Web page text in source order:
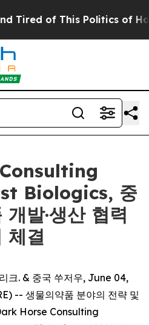
of This Politics of Hatred”
Biologics, 중
발·생산 협력
체결
크. & 중국 쑤저우, June 04,
-- 생물의약품 분야의 전략 및
Horse Consulting